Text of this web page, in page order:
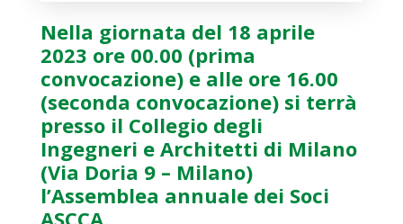
Nella giornata del 18 aprile
2023 ore 00.00 (prima
convocazione) e alle ore 16.00
(seconda convocazione) si terrà
presso il Collegio degli
Ingegneri e Architetti di Milano
(Via Doria 9 – Milano)
l’Assemblea annuale dei Soci
ASCCA